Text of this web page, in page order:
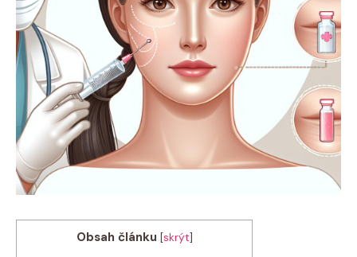
Obsah článku [skrýt]